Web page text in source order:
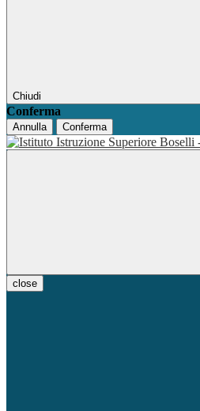
Chiudi
Conferma
Annulla Conferma
close